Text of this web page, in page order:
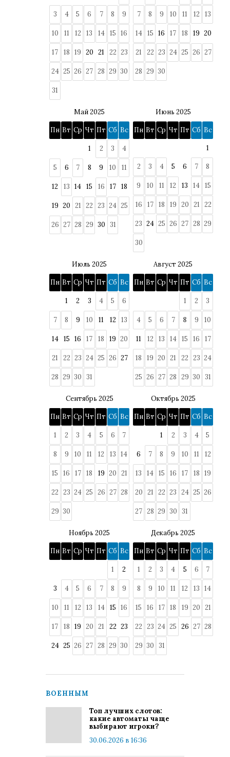
3 4 5 6 7 8 9
10 11 12 13 14 15 16
17 18 19 20 21 22 23
24 25 26 27 28 29 30
31
7 8 9 10 11 12 13
14 15 16 17 18 19 20
21 22 23 24 25 26 27
28 29 30
Май 2025
Пн Вт Ср Чт Пт Сб Вс
1 2 3 4
5 6 7 8 9 10 11
12 13 14 15 16 17 18
19 20 21 22 23 24 25
26 27 28 29 30 31
Июнь 2025
Пн Вт Ср Чт Пт Сб Вс
1
2 3 4 5 6 7 8
9 10 11 12 13 14 15
16 17 18 19 20 21 22
23 24 25 26 27 28 29
30
Июль 2025
Пн Вт Ср Чт Пт Сб Вс
1 2 3 4 5 6
7 8 9 10 11 12 13
14 15 16 17 18 19 20
21 22 23 24 25 26 27
28 29 30 31
Август 2025
Пн Вт Ср Чт Пт Сб Вс
1 2 3
4 5 6 7 8 9 10
11 12 13 14 15 16 17
18 19 20 21 22 23 24
25 26 27 28 29 30 31
Сентябрь 2025
Пн Вт Ср Чт Пт Сб Вс
1 2 3 4 5 6 7
8 9 10 11 12 13 14
15 16 17 18 19 20 21
22 23 24 25 26 27 28
29 30
Октябрь 2025
Пн Вт Ср Чт Пт Сб Вс
1 2 3 4 5
6 7 8 9 10 11 12
13 14 15 16 17 18 19
20 21 22 23 24 25 26
27 28 29 30 31
Ноябрь 2025
Пн Вт Ср Чт Пт Сб Вс
1 2
3 4 5 6 7 8 9
10 11 12 13 14 15 16
17 18 19 20 21 22 23
24 25 26 27 28 29 30
Декабрь 2025
Пн Вт Ср Чт Пт Сб Вс
1 2 3 4 5 6 7
8 9 10 11 12 13 14
15 16 17 18 19 20 21
22 23 24 25 26 27 28
29 30 31
ВОЕННЫМ
Топ лучших слотов:
какие автоматы чаще
выбирают игроки?
30.06.2026 в 16:36